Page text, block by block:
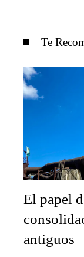
Te
El papel
antiguos